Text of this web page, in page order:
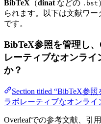
BibTeX （dinat などの .bst
られます。以下は文献ワー
です。
BibTeX参照を管理し
レーティブなオンラ
か？
Section titled “BibTeX参
ラボレーティブなオンラ
Overleafでの参考文献、引